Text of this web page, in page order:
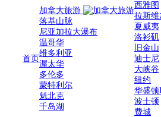
首页
加拿大旅游
落基山脉
尼亚加拉大瀑布
温哥华
维多利亚
渥太华
多伦多
蒙特利尔
魁北克
千岛湖
西雅图
拉斯维
夏威夷
洛衫矶
旧金山
迪士尼
大峡谷
纽约
华盛顿
波士顿
费城